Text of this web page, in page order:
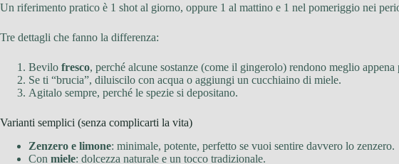
Un riferimento pratico è 1 shot al giorno, oppure 1 al mattino e 1 nel pomeriggio nei
Tre dettagli che fanno la differenza:
Bevilo fresco, perché alcune sostanze (come il gingerolo) rendono meglio appena
Se ti “brucia”, diluiscilo con acqua o aggiungi un cucchiaino di miele.
Agitalo sempre, perché le spezie si depositano.
Varianti semplici (senza complicarti la vita)
Zenzero e limone: minimale, potente, perfetto se vuoi sentire davvero lo zenzero.
Con miele: dolcezza naturale e un tocco tradizionale.